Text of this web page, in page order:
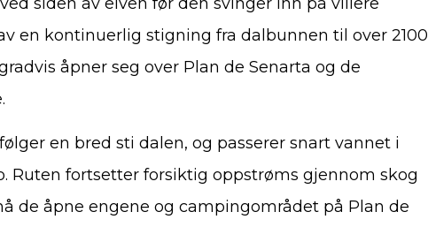
en kontinuerlig stigning fra dalbunnen til over 2100
åpner seg over Plan de Senarta og de
en bred sti dalen, og passerer snart vannet i
Ruten fortsetter forsiktig oppstrøms gjennom skog
de åpne engene og campingområdet på Plan de